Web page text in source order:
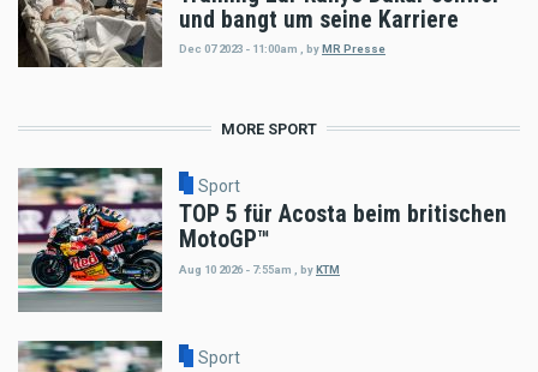
und bangt um seine Karriere
Dec 07 2023 - 11:00am , by MR Presse
MORE SPORT
Sport
TOP 5 für Acosta beim britischen
MotoGP™
Aug 10 2026 - 7:55am byKTM
Sport